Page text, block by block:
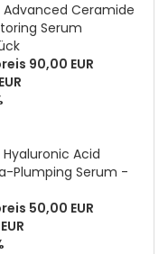
Advanced Ceramide
Serum
90,00 EUR
Acid
Plumping Serum -
50,00 EUR